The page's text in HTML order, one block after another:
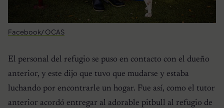
Facebook/ OCAS
El personal del refugio se puso en contacto con el dueño
anterior, y este dijo que tuvo que mudarse y estaba
luchando por encontrarle un hogar. Fue así, como el tutor
anterior acordó entregar al adorable pitbull al refugio de